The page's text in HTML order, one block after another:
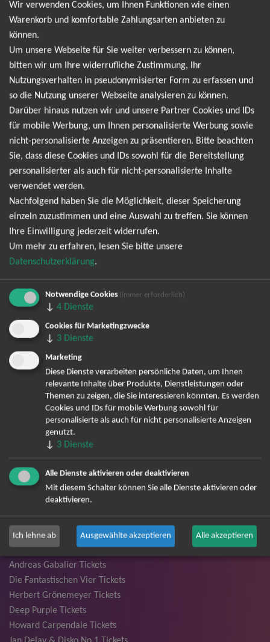
NEWSLETTER
Leider gibt es aktuell von Kerstin Ott keine
Termine. Wir informieren dich jedoch gerne
direkt, sobald es neue Termine gibt. Einfach hier
für den Kerstin Ott Newsletter anmelden und
keine Angebote und Tourdaten mehr verpassen!
Ich möchte den regelmäßig erscheinenden Newsletter
Mail-Adresse zum Zweck der Zustellung des Newsletters
entsprechend der
Datenschutzerklärung
Newsletter kann ich jederzeit wieder abbestellen.
Bereits angemeldet? Hier können Sie sich abmelden ...
TOP-Events
André Rieu Tickets
David Garrett Tickets
Andrea Berg Tickets
Backstreet Boys Tickets
Unheilig Tickets
Ina Müller Tickets
Bryan Adams Tickets
Andreas Gabalier Tickets
Die Fantastischen Vier Tickets
Herbert Grönemeyer Tickets
Deep Purple Tickets
Howard Carpendale Tickets
Wir verwenden Cookies, um Ihnen Funktionen wie einen
Warenkorb und komfortable Zahlungsarten anbieten zu
können.
Um unsere Webseite für Sie weiter verbessern zu können,
bitten wir um Ihre widerrufliche Zustimmung, Ihr
Nutzungsverhalten in pseudonymisierter Form zu erfassen und
so die Nutzung unserer Webseite analysieren zu können.
Darüber hinaus nutzen wir und unsere Partner Cookies und IDs
für mobile Werbung, um Ihnen personalisierte Werbung sowie
nicht-personalisierte Anzeigen zu präsentieren. Bitte beachten
Sie, dass diese Cookies und IDs sowohl für die Bereitstellung
personalisierter als auch für nicht-personalisierte Inhalte
verwendet werden.
Nachfolgend haben Sie die Möglichkeit, dieser Speicherung
einzeln zuzustimmen und eine Auswahl zu treffen. Sie können
Ihre Einwilligung jederzeit widerrufen.
Um mehr zu erfahren, lesen Sie bitte unsere
Datenschutzerklärung.
Notwendige Cookies (immer erforderlich)
↓ 4 Dienste
Cookies für Marketingzwecke
↓ 3 Dienste
Marketing
Diese Dienste verarbeiten persönliche Daten, um Ihnen
relevante Inhalte über Produkte, Dienstleistungen oder
Themen zu zeigen, die Sie interessieren könnten. Es werden
Cookies und IDs für mobile Werbung sowohl für
personalisierte als auch für nicht personalisierte Anzeigen
genutzt.
↓ 3 Dienste
Alle Dienste aktivieren oder deaktivieren
Mit diesem Schalter können Sie alle Dienste aktivieren oder
deaktivieren.
Ich lehne ab Ausgewählte akzeptieren Alle akzeptieren